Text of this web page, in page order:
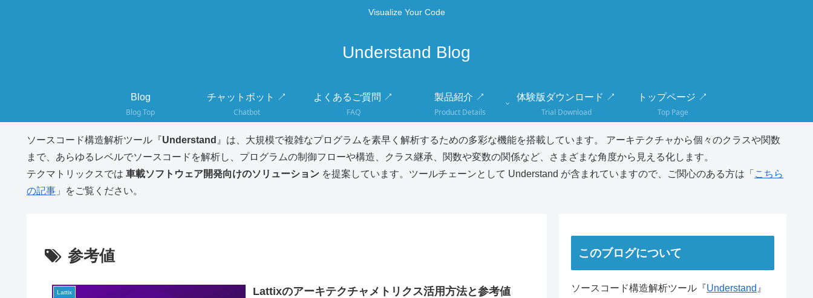
Visualize Your Code
Understand Blog
Blog
Blog Top
チャットボット ↗
Chatbot
よくあるご質問 ↗
FAQ
製品紹介 ↗
Product Details
体験版ダウンロード ↗
Trial Download
トップページ ↗
Top Page
ソースコード構造解析ツール『Understand 』は、大規模で複雑なプログラムを素早く解析するための多彩な機能を搭載しています。 アーキテクチャから個々のクラスや関数
まで、あらゆるレベルでソースコードを解析し、プログラムの制御フローや構造、クラス継承、関数や変数の関係など、さまざまな角度から見える化します。
テクマトリックスでは 車載ソフトウェア開発向けのソリューション を提案しています。ツールチェーンとして Understand が含まれていますので、ご関心のある方は「 こちら
の記事 」をご覧ください。
参考値
Lattix Lattixのアーキテクチャメトリクス活用方法と参考値
このブログについて
ソースコード構造解析ツール『Understand 』